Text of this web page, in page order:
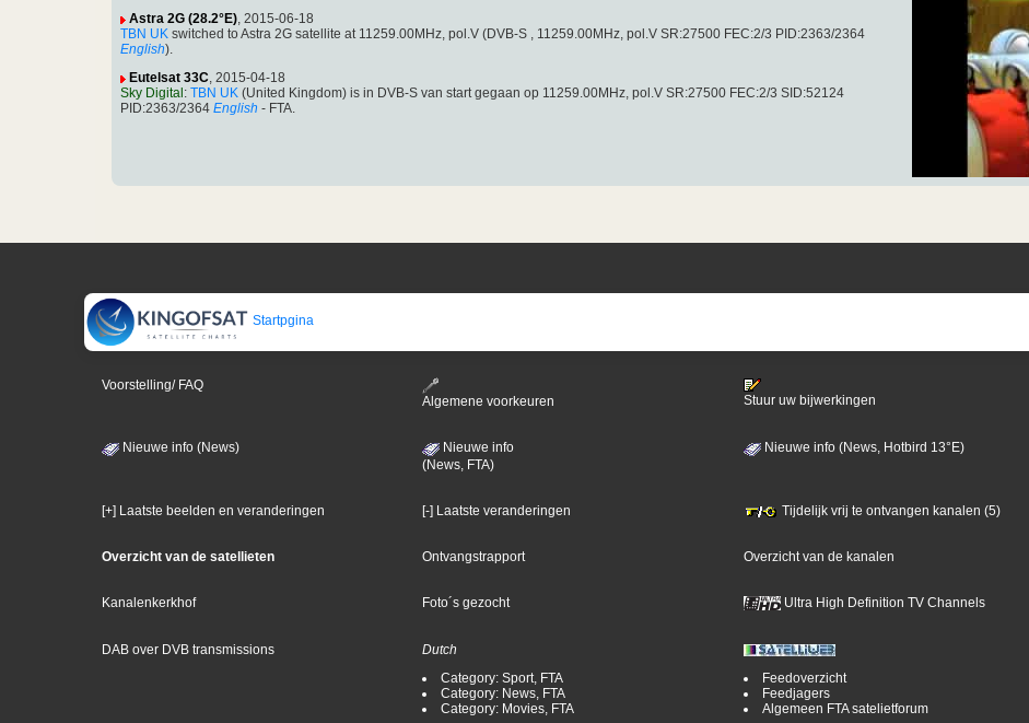
Astra 2G (28.2°E), 2015-06-18
TBN UK switched to Astra 2G satellite at 11259.00MHz, pol.V (DVB-S , 11259.00MHz, pol.V SR:27500 FEC:2/3 PID:2363/2364
English).
Eutelsat 33C, 2015-04-18
Sky Digital : TBN UK (United Kingdom) is in DVB-S van start gegaan op 11259.00MHz, pol.V SR:27500 FEC:2/3 SID:52124
PID:2363/2364 English - FTA.
Startpgina
Voorstelling/ FAQ
Algemene voorkeuren
Stuur uw bijwerkingen
Nieuwe info (News)
Nieuwe info
(News, FTA)
Nieuwe info (News, Hotbird 13°E)
[+] Laatste beelden en veranderingen [-] Laatste veranderingen Tijdelijk vrij te ontvangen kanalen (5)
Overzicht van de satellieten Ontvangstrapport Overzicht van de kanalen
Kanalenkerkhof Foto´s gezocht Ultra High Definition TV Channels
DAB over DVB transmissions
Dutch
Category: Sport, FTA
Category: News, FTA
Category: Movies, FTA
Feedoverzicht
Feedjagers
Algemeen FTA satelietforum